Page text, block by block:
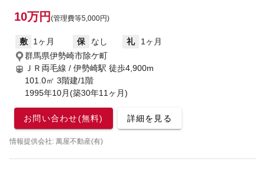
10万円 (管理費等5,000円)
敷 1ヶ月 保 なし 礼
1ヶ月
群馬県伊勢崎市除ケ町
ＪＲ両毛線 / 伊勢崎駅 徒歩4,900m
101.0㎡ 3階建/1階
1995年10月(築30年11ヶ月)
お問い合わせ(無料) 詳細を見る
情報提供会社: 萬屋不動産(有)